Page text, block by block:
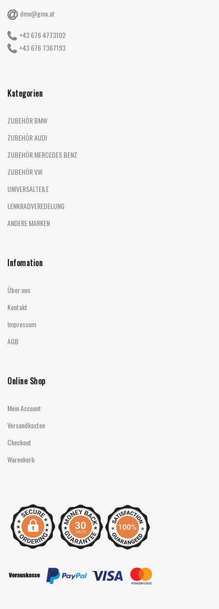
dmv@gmx.at
+43 676 4773102
+43 676 7367193
Kategorien
ZUBEHÖR BMW
ZUBEHÖR AUDI
ZUBEHÖR MERCEDES BENZ
ZUBEHÖR VW
UNIVERSALTEILE
LENKRADVEREDELUNG
ANDERE MARKEN
Infomation
Über uns
Kontakt
Impressum
AGB
Online Shop
Mein Account
Versandkosten
Checkout
Warenkorb